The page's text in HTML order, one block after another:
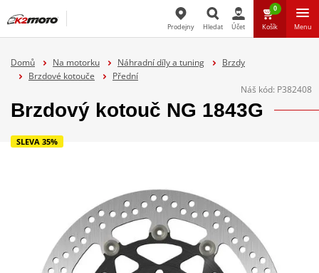
Prodejny Hledat Účet
0
Košík Menu
Domů Na motorku Náhradní díly a tuning
Brzdy
Brzdové kotouče
Přední
Náš kód: P382408
Brzdový kotouč NG 1843G
SLEVA 35%